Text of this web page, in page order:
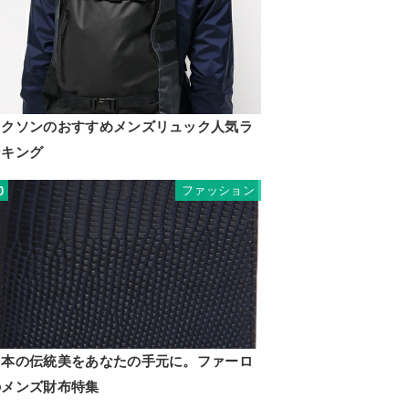
ソンのおすすめメンズリュック人気ラ
ング
ファッション
の伝統美をあなたの手元に。ファーロ
ンズ財布特集